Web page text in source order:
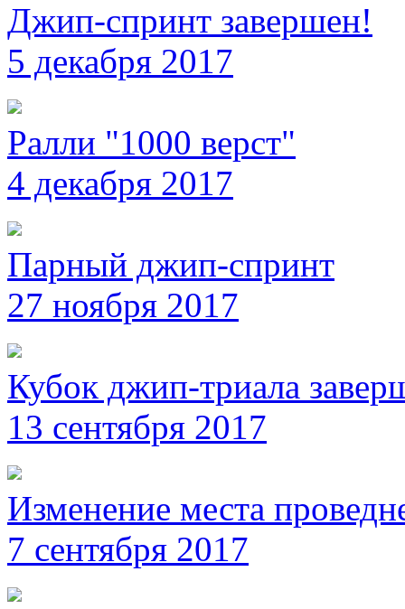
Джип-спринт завершен!
5 декабря 2017
Ралли "1000 верст"
4 декабря 2017
Парный джип-спринт
27 ноября 2017
Кубок джип-триала
13 сентября 2017
Изменение места
7 сентября 2017